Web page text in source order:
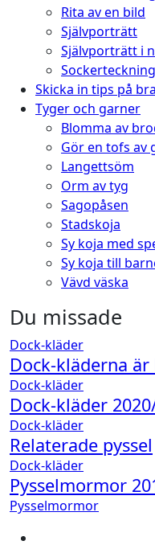
Rita av en bild
Självporträtt
Självporträtt i
Sockerteckning
Skicka in tips på
Tyger och garner
Blomma av
Gör en tofs av
Langettsöm
Orm av tyg
Sagopåsen
Stadskoja
Sy koja med
Sy koja till
Vävd väska
Du missade
Dock-kläder
Dock-kläderna är
Dock-kläder
Dock-kläder
Dock-kläder
Relaterade pyssel
Dock-kläder
Pysselmormor
Pysselmormor